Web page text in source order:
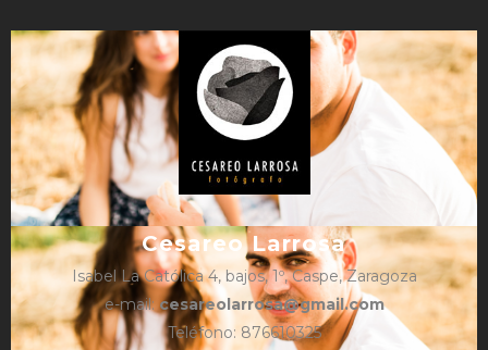
Cesareo Larrosa
Isabel La Católica 4, bajos, 1º, Caspe, Zaragoza
e-mail: cesareolarrosa@gmail.com
Teléfono: 876610325